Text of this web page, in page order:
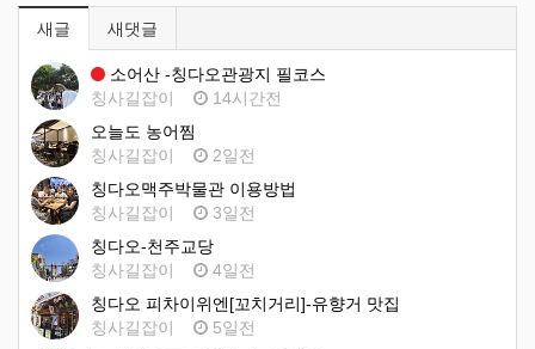
새글 새댓글
소어산 -칭다오관광지 필코스
칭사길잡이
14시간전
오늘도 농어찜
칭사길잡이
2일전
칭다오맥주박물관 이용방법
칭사길잡이
3일전
칭다오-천주교당
칭사길잡이
4일전
칭다오 피차이위엔[꼬치거리]-유향거 맛집
칭사길잡이
5일전